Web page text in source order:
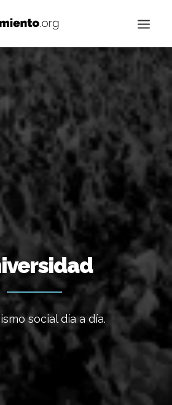
Buscar
social día a día.